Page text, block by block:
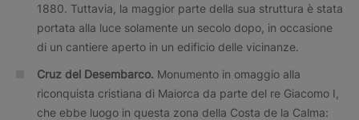
1880. Tuttavia, la maggior parte della sua struttura è stata
portata alla luce solamente un secolo dopo, in occasione
di un cantiere aperto in un edificio delle vicinanze.
Cruz del Desembarco. Monumento in omaggio alla
riconquista cristiana di Maiorca da parte del re Giacomo I,
che ebbe luogo in questa zona della Costa de la Calma: